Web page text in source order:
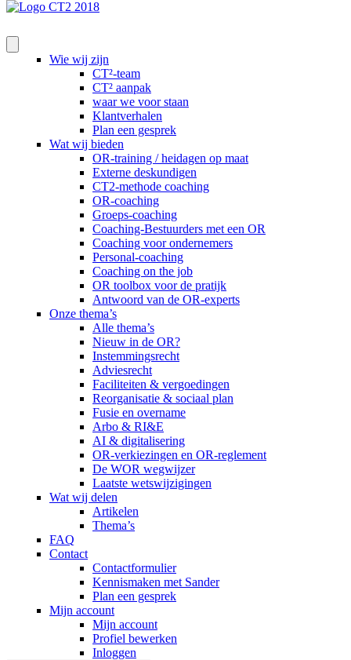
Wie wij zijn
CT²-team
CT² aanpak
waar we voor staan
Klantverhalen
Plan een gesprek
Wat wij bieden
OR-training / heidagen op maat
Externe deskundigen
CT2-methode coaching
OR-coaching
Groeps-coaching
Coaching-Bestuurders met een OR
Coaching voor ondernemers
Personal-coaching
Coaching on the job
OR toolbox voor de pratijk
Antwoord van de OR-experts
Onze thema’s
Alle thema’s
Nieuw in de OR?
Instemmingsrecht
Adviesrecht
Faciliteiten & vergoedingen
Reorganisatie & sociaal plan
Fusie en overname
Arbo & RI&E
AI & digitalisering
OR-verkiezingen en OR-reglement
De WOR wegwijzer
Laatste wetswijzigingen
Wat wij delen
Artikelen
Thema’s
FAQ
Contact
Contactformulier
Kennismaken met Sander
Plan een gesprek
Mijn account
Mijn account
Profiel bewerken
Inloggen